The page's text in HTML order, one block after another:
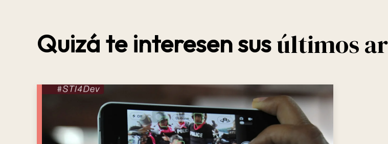
Quizá te interesen sus últimos